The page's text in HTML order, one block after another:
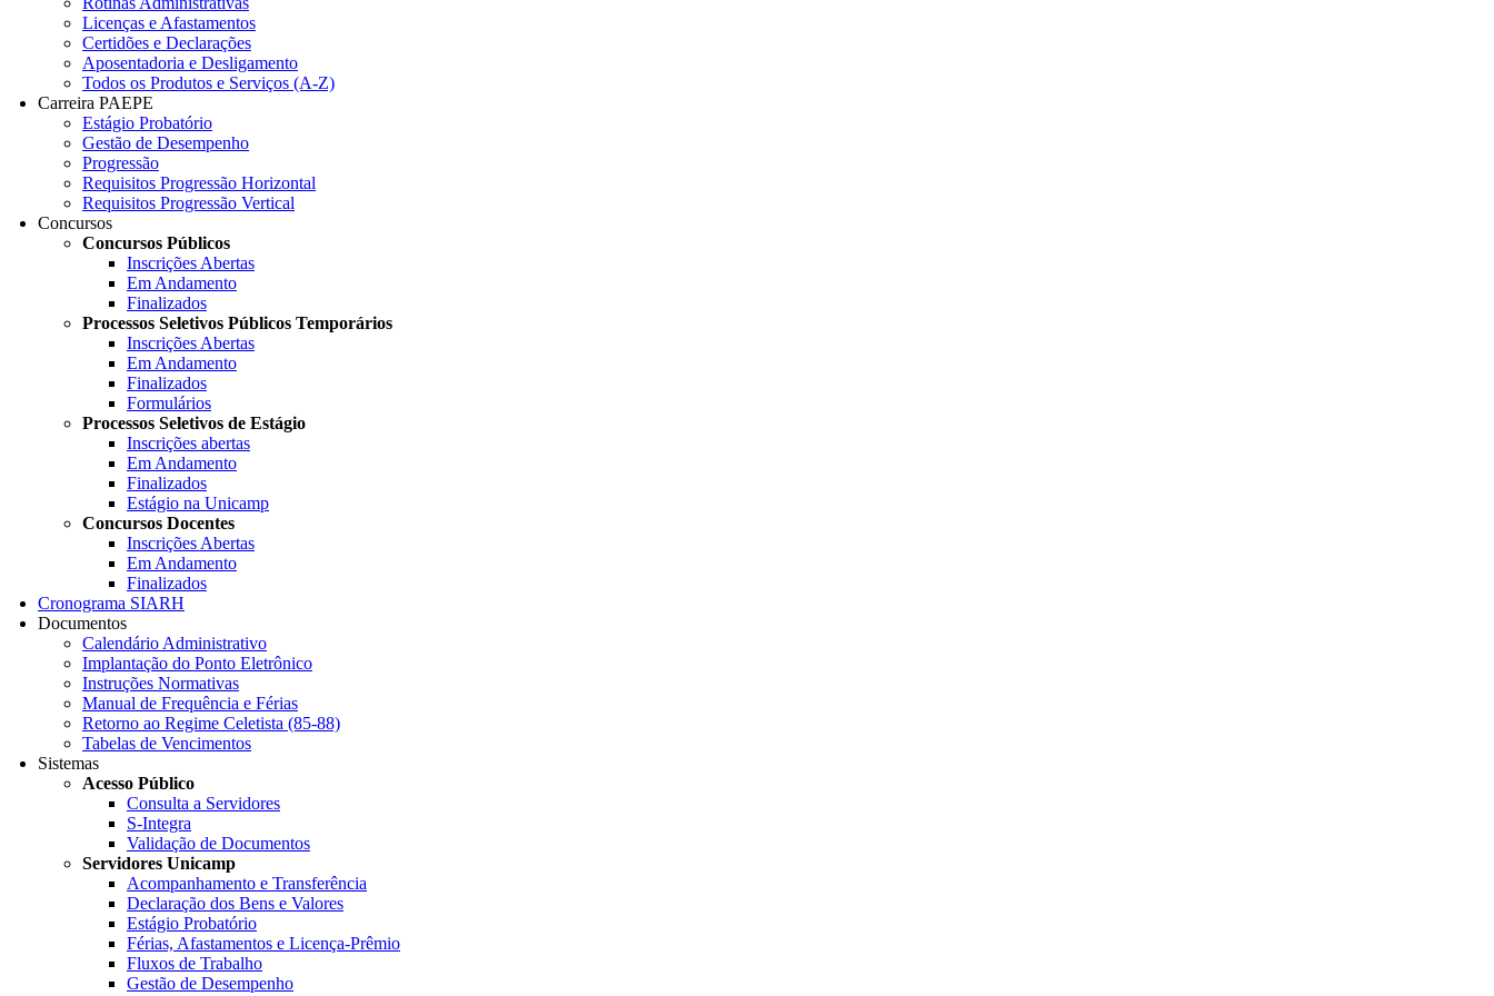
Licenças e Afastamentos
Certidões e Declarações
Aposentadoria e Desligamento
Todos os Produtos e Serviços (A-Z)
Carreira PAEPE
Estágio Probatório
Gestão de Desempenho
Progressão
Requisitos Progressão Horizontal
Requisitos Progressão Vertical
Concursos
Concursos Públicos
Inscrições Abertas
Em Andamento
Finalizados
Processos Seletivos Públicos Temporários
Inscrições Abertas
Em Andamento
Finalizados
Formulários
Processos Seletivos de Estágio
Inscrições abertas
Em Andamento
Finalizados
Estágio na Unicamp
Concursos Docentes
Inscrições Abertas
Em Andamento
Finalizados
Cronograma SIARH
Documentos
Calendário Administrativo
Implantação do Ponto Eletrônico
Instruções Normativas
Manual de Frequência e Férias
Retorno ao Regime Celetista (85-88)
Tabelas de Vencimentos
Sistemas
Acesso Público
Consulta a Servidores
S-Integra
Validação de Documentos
Servidores Unicamp
Acompanhamento e Transferência
Declaração dos Bens e Valores
Estágio Probatório
Férias, Afastamentos e Licença-Prêmio
Fluxos de Trabalho
Gestão de Desempenho